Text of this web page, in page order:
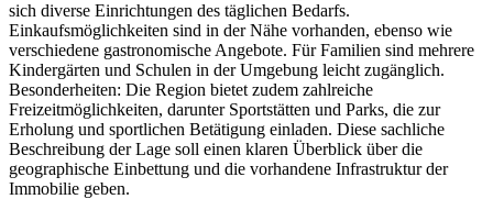
sich diverse Einrichtungen des täglichen Bedarfs.
Einkaufsmöglichkeiten sind in der Nähe vorhanden, ebenso wie
verschiedene gastronomische Angebote. Für Familien sind mehrere
Kindergärten und Schulen in der Umgebung leicht zugänglich.
Besonderheiten: Die Region bietet zudem zahlreiche
Freizeitmöglichkeiten, darunter Sportstätten und Parks, die zur
Erholung und sportlichen Betätigung einladen. Diese sachliche
Beschreibung der Lage soll einen klaren Überblick über die
geographische Einbettung und die vorhandene Infrastruktur der
Immobilie geben.